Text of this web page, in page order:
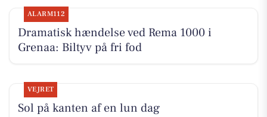
ALARM112
Dramatisk hændelse ved Rema 1000 i
Grenaa: Biltyv på fri fod
VEJRET
Sol på kanten af en lun dag